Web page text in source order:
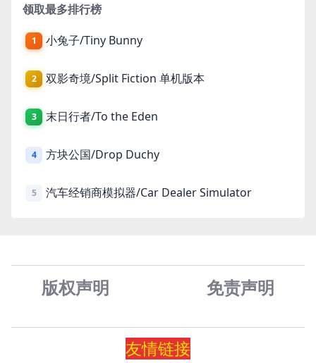
领取最多排行榜
1 小兔子/Tiny Bunny
2 双影奇境/Split Fiction 单机版本
3 末日行者/To the Eden
4 方块公国/Drop Duchy
5 汽车经销商模拟器/Car Dealer Simulator
版权声明 免责声明
友情链接